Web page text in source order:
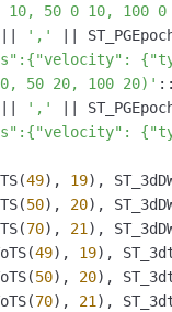
0 10, 50 0 10, 100
|| ',' ||
50 20, 100 20)'
|| ',' ||
49), 19),
50), 20),
70), 21 ),
49), 19),
50), 20),
70), 21 ),